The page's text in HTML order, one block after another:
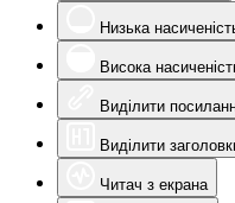
Низька
Висока
Виділити
Виділити
Читач з екрана